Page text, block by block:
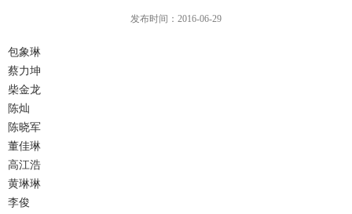
发布时间：2016-06-29
包象琳
蔡力坤
柴金龙
陈灿
陈晓军
董佳琳
高江浩
黄琳琳
李俊